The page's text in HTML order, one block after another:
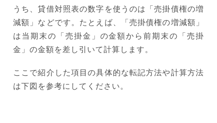
うち、貸借対照表の数字を使うのは「売掛債権の増
減額」などです。たとえば、「売掛債権の増減額」
は当期末の「売掛金」の金額から前期末の「売掛
金」の金額を差し引いて計算します。
ここで紹介した項目の具体的な転記方法や計算方法
は下図を参考にしてください。